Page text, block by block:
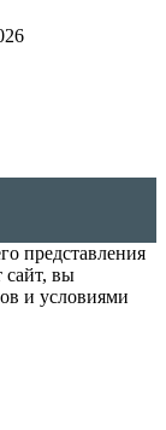
представления
сайт, вы
и условиями